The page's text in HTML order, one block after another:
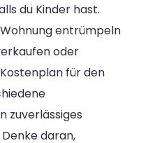
du Kinder hast.
entrümpeln
oder
für den
zuverlässiges
daran,